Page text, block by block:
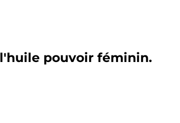
pouvoir féminin.